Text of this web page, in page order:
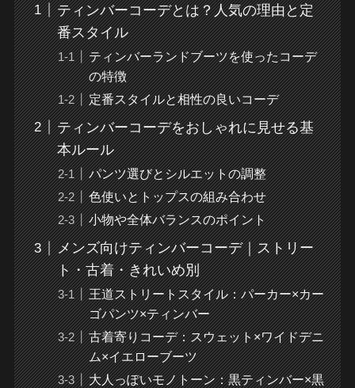
ティンバーコーデとは？人気の理由と定
番スタイル
ティンバーランドブーツを使ったコーデ
の特徴
定番スタイルと相性の良いコーデ
ティンバーコーデをおしゃれに見せる基
本ルール
パンツ選びとシルエットの調整
色使いとトップスの組み合わせ
小物や全体バランスのポイント
メンズ向けティンバーコーデ｜ストリー
ト・古着・きれいめ別
王道ストリートスタイル：パーカー×カー
ゴパンツ×ティンバー
古着寄りコーデ：スウェット×ワイドデニ
ム×イエローブーツ
大人っぽいモノトーン：黒ティンバー×黒